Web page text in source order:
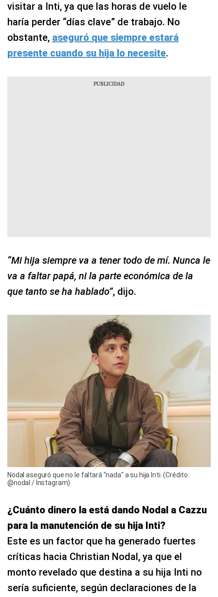
visitar a Inti, ya que las horas de vuelo le
haría perder “días clave” de trabajo. No
obstante, aseguró que siempre estará
presente cuando su hija lo necesite.
“Mi hija siempre va a tener todo de mí. Nunca le
va a faltar papá, ni la parte económica de la
que tanto se ha hablado”, dijo.
Nodal aseguró que no le faltará "nada" a su hija Inti. (Crédito:
@nodal / Instagram)
¿Cuánto dinero la está dando Nodal a Cazzu
para la manutención de su hija Inti?
Este es un factor que ha generado fuertes
críticas hacia Christian Nodal, ya que el
monto revelado que destina a su hija Inti no
sería suficiente, según declaraciones de la